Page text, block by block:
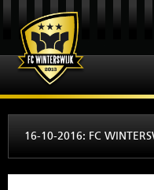
16-10-2016: FC